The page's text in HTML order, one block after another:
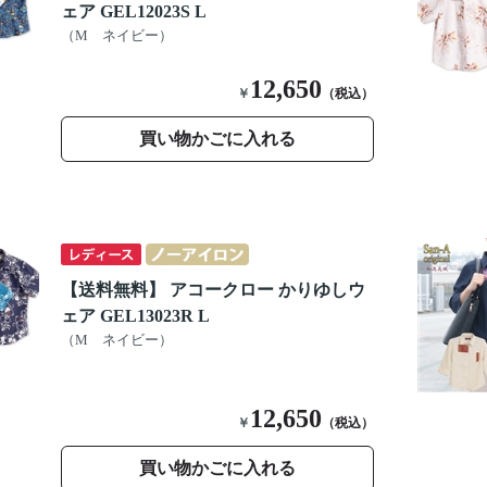
ェア GEL12023S L
（M ネイビー）
￥ 12,650 （税込）
買い物かごに入れる
【送料無料】 アコークロー かりゆしウ
ェア GEL13023R L
（M ネイビー）
￥ 12,650 （税込）
買い物かごに入れる